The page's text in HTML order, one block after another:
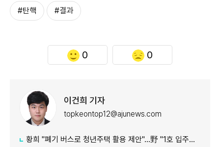
#탄핵 #결과
0 0
이건희 기자
topkeontop12@ajunews.com
황희 "폐기 버스로 청년주택 활용 제안"…野 "1호 입주하라"